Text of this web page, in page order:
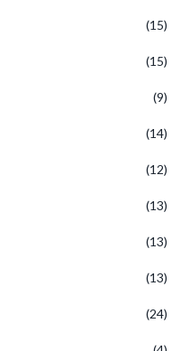
(15)
(15)
(9)
(14)
(12)
(13)
(13)
(13)
(24)